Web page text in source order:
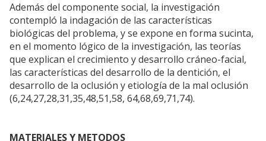
Además del componente social, la investigación
contempló la indagación de las características
biológicas del problema, y se expone en forma sucinta,
en el momento lógico de la investigación, las teorías
que explican el crecimiento y desarrollo cráneo-facial,
las características del desarrollo de la dentición, el
desarrollo de la oclusión y etiología de la mal oclusión
(6,24,27,28,31,35,48,51,58, 64,68,69,71,74).
MATERIALES Y METODOS